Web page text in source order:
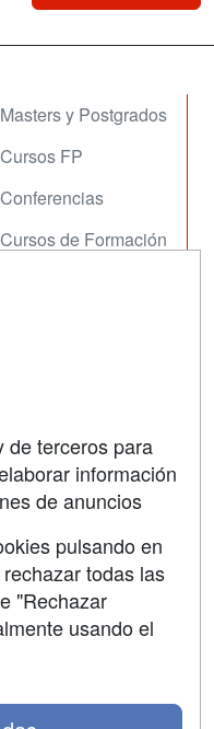
Masters y Postgrados
Cursos FP
Conferencias
Cursos de Formación
de terceros para
información
de anuncios
pulsando en
todas las
"Rechazar
usando el